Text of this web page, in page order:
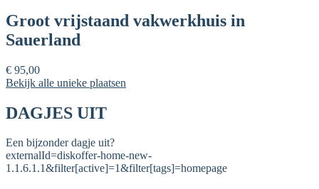
Groot vrijstaand vakwerkhuis in
Sauerland
€ 95,00
Bekijk alle unieke plaatsen
DAGJES UIT
Een bijzonder dagje uit?
externalId=diskoffer-home-new-
1.1.6.1.1&filter[active]=1&filter[tags]=homepage